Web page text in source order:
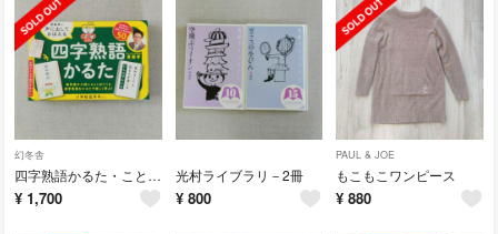
幻冬舎
四字熟語かるた・ことわざかるた
¥ 1,700
光村ライブラリ－2冊
¥ 800
PAUL & JOE
もこもこワンピース
¥ 880